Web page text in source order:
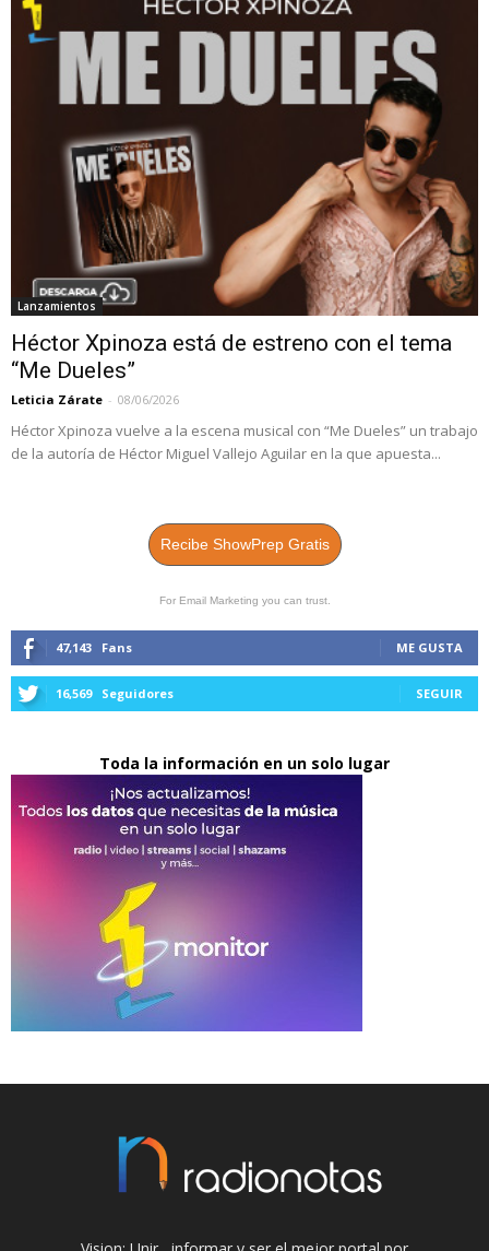
Lanzamientos
Héctor Xpinoza está de estreno con el tema
“Me Dueles”
Leticia Zárate - 08/06/2026
Héctor Xpinoza vuelve a la escena musical con “Me Dueles” un trabajo
de la autoría de Héctor Miguel Vallejo Aguilar en la que apuesta...
Recibe ShowPrep Gratis
For Email Marketing you can trust.
47,143 Fans ME GUSTA
16,569 Seguidores SEGUIR
Toda la información en un solo lugar